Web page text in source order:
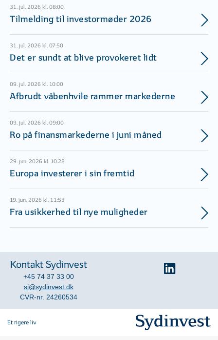
31. jul. 2026 kl. 08:00
Tilmelding til investormøder 2026
31. jul. 2026 kl. 07:50
Det er sundt at blive provokeret lidt
09. jul. 2026 kl. 10:00
Afbrudt våbenhvile rammer markederne
09. jul. 2026 kl. 09:00
Ro på finansmarkederne i juni måned
29. jun. 2026 kl. 10:28
Europa investerer i sin fremtid
19. jun. 2026 kl. 11:53
Fra usikkerhed til nye muligheder
Kontakt Sydinvest
+45 74 37 33 00
si@sydinvest.dk
CVR-nr. 24260534
Et rigere liv